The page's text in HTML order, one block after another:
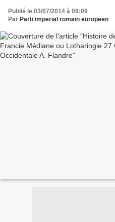
Publié le 03/07/2014 à 09:09
Par Parti imperial romain europeen